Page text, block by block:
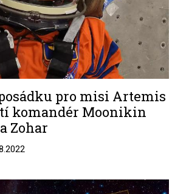
pro misi Artemis
komandér Moonikin
Zohar